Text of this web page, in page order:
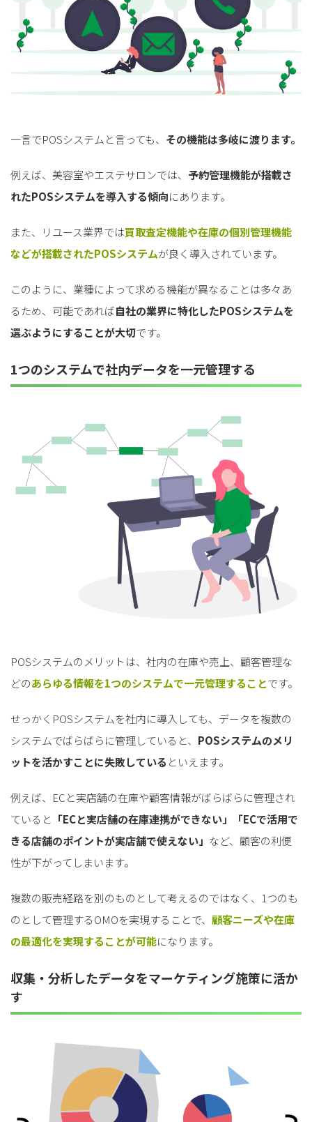
一言でPOSシステムと言っても、 その機能は多岐に渡ります。
例えば、美容室やエステサロンでは、 予約管理機能が搭載さ
れたPOSシステムを導入する傾向にあります。
また、リユース業界では買取査定機能や在庫の個別管理機能
などが搭載されたPOSシステムが良く導入されています。
このように、業種によって求める機能が異なることは多々あ
るため、可能であれば自社の業界に特化したPOSシステムを
選ぶようにすることが大切です。
1つのシステムで社内データを一元管理する
POSシステムのメリットは、社内の在庫や売上、顧客管理な
どのあらゆる情報を1つのシステムで一元管理することです。
せっかくPOSシステムを社内に導入しても、データを複数の
システムでばらばらに管理していると、 POSシステムのメリ
ットを活かすことに失敗している といえます。
例えば、ECと実店舗の在庫や顧客情報がばらばらに管理され
ていると 「ECと実店舗の在庫連携ができない」「ECで活用で
きる店舗のポイントが実店舗で使えない」 など、顧客の利便
性が下がってしまいます。
複数の販売経路を別のものとして考えるのではなく、1つのも
のとして管理するOMOを実現することで、 顧客ニーズや在庫
の最適化を実現することが可能になります。
収集・分析したデータをマーケティング施策に活か
す